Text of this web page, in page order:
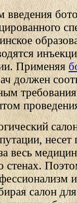
Применяя
должен
весь
салон